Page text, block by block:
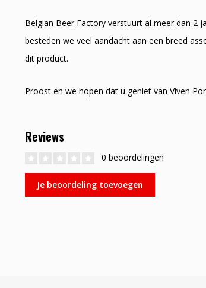
Belgian Beer Factory verstuurt al meer dan 2
besteden we veel aandacht aan een breed
dit product.
Proost en we hopen dat u geniet van Viven
Reviews
0 beoordelingen
Je beoordeling toevoegen